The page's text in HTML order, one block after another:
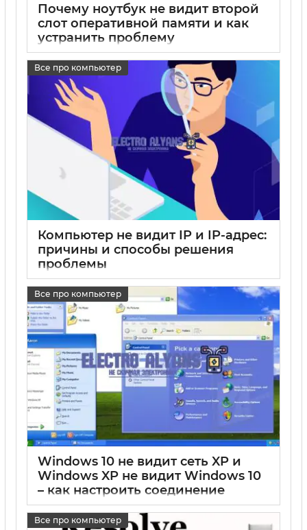
Почему ноутбук не видит второй
слот оперативной памяти и как
устранить проблему
Все про компьютер
Компьютер не видит IP и IP-адрес:
причины и способы решения
проблемы
Все про компьютер
Windows 10 не видит сеть XP и
Windows XP не видит Windows 10
– как настроить соединение
Все про компьютер